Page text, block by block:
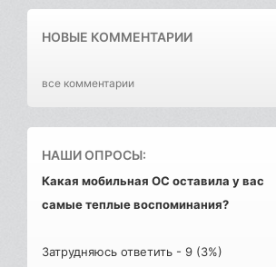
НОВЫЕ КОММЕНТАРИИ
все комментарии
НАШИ ОПРОСЫ:
Какая мобильная ОС оставила у вас
самые теплые воспоминания?
Затрудняюсь ответить - 9 (3%)